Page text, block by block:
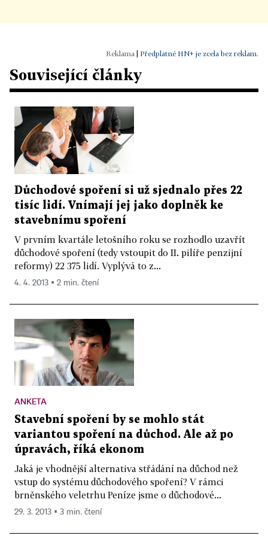
Předplatné HN+ je zcela bez reklam.
Související články
Důchodové spoření si už sjednalo přes 22
tisíc lidí. Vnímají jej jako doplněk ke
stavebnímu spoření
V prvním kvartále letošního roku se rozhodlo uzavřít
důchodové spoření (tedy vstoupit do II. pilíře penzijní
reformy) 22 375 lidí. Vyplývá to z...
4. 4. 2013 ▪ 2 min. čtení
ANKETA
Stavební spoření by se mohlo stát
variantou spoření na důchod. Ale až po
úpravách, říká ekonom
Jaká je vhodnější alternativa střádání na důchod než
vstup do systému důchodového spoření? V rámci
brněnského veletrhu Peníze jsme o důchodové...
29. 3. 2013 ▪ 3 min. čtení